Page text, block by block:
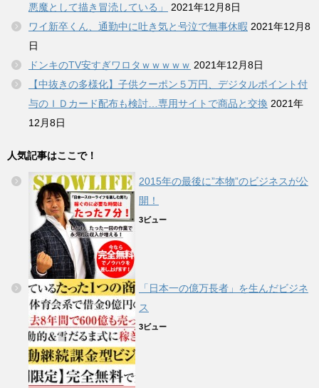
悪魔として描き冒涜している」
2021年12月8日
ワイ新卒くん、通勤中に吐き気と号泣で無事休暇 2021年12月8
日
ドンキのTV安すぎワロタｗｗｗｗｗ 2021年12月8日
【中抜きの多様化】子供クーポン５万円、デジタルポイント付
与のＩＤカード配布も検討…専用サイトで商品と交換 2021年
12月8日
人気記事はここで！
2015年の最後に”本物”のビジネスが公
開！
3ビュー
「日本一の億万長者」を生んだビジネ
ス
3ビュー